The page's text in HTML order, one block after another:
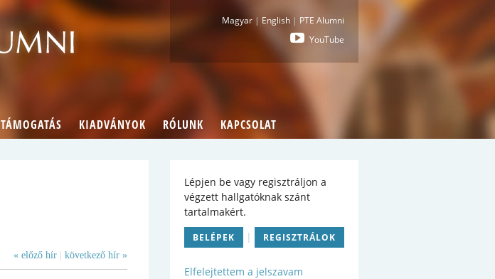
Alumni : Pécsi Tudományegyetem Általános
Magyar | English | PTE Alumni
YouTube
TÁMOGATÁS KIADVÁNYOK RÓLUNK KAPCSOLAT
« előző hír következő hír »
Lépjen be vagy regisztráljon a
végzett hallgatóknak szánt
tartalmakért.
BELÉPEK | REGISZTRÁLOK
Elfelejtettem a jelszavam